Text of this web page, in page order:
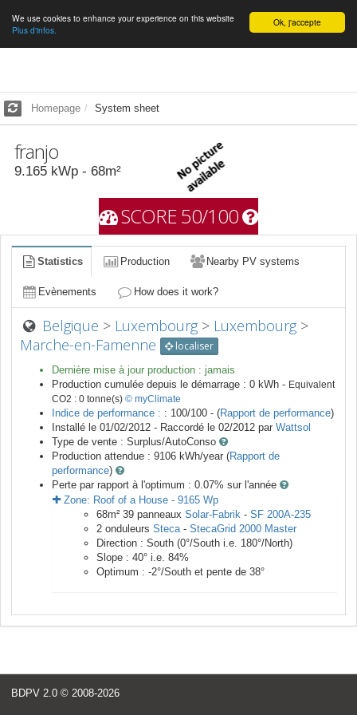
English Ok, j'accepte
We use cookies to enhance your experience on this website
Plus d'infos.
Homepage System sheet
franjo
9.165 kWp - 68m²
SCORE 50/100
Statistics Production Nearby PV systems
Evènements How does it work?
Belgique > Luxembourg > Luxembourg >
Marche-en-Famenne
localiser
Dernière mise à jour production : jamais
Production cumulée depuis le démarrage : 0 kWh - Equivalent
CO2 : 0 tonne(s) © myClimate
Indice de performance : : 100/100 - (Rapport de performance)
Installé le 01/02/2012 - Raccordé le 02/2012 par Wattsol
Type de vente : Surplus/AutoConso
Production attendue : 9106 kWh/year (Rapport de
performance)
Perte par rapport à l'optimum : 0.07% sur l'année
Zone: Roof of a House - 9165 Wp
68m² 39 panneaux Solar-Fabrik - SF 200A-235
2 onduleurs Steca- StecaGrid 2000 Master
Direction : South (0°/South i.e. 180°/North)
Slope : 40° i.e. 84%
Optimum : -2°/South et pente de 38°
BDPV 2.0 © 2008-2026